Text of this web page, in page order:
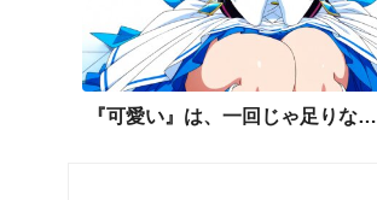
『可愛い』は、一回じゃ足りない。🩵